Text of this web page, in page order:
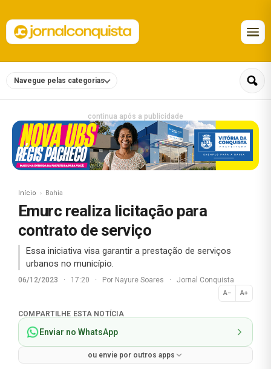
Navegue pelas categorias
continua após a publicidade
Início Bahia
Emurc realiza licitação para
contrato de serviço
Essa iniciativa visa garantir a prestação de serviços
urbanos no município.
06/12/2023 · 17:20 · Por Nayure Soares · Jornal Conquista
A− A+
Normal
COMPARTILHE ESTA NOTÍCIA
Enviar no WhatsApp
ou envie por outros apps